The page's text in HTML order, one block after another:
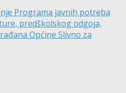
Programa javnih potreba
predškolskog odgoja,
Općine Slivno za